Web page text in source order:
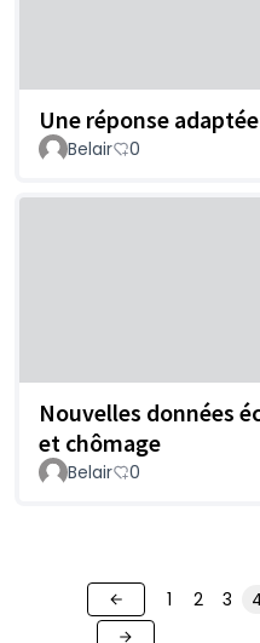
Une réponse
Belair 0
Nouvelles données
et chômage
Belair 0
1 2 3